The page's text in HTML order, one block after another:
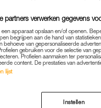
SCHEIDEN
MEDIA|
van de zeven
partners verwerken gegevens
apparaat opslaan en/of openen.
begrijpen aan de hand van
behoeve van gepersonaliseerde
gebruiken voor de selectie van
Profielen aanmaken ter
content. De prestaties van
lijst
Instellen